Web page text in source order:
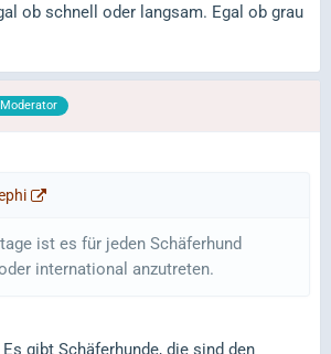
ob schnell oder langsam. Egal ob grau
Moderator
ist es für jeden Schäferhund
international anzutreten.
gibt Schäferhunde, die sind den